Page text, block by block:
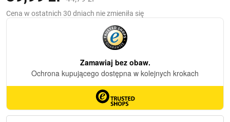
cena
cena
Cena w ostatnich 30 dniach nie zmieniła się